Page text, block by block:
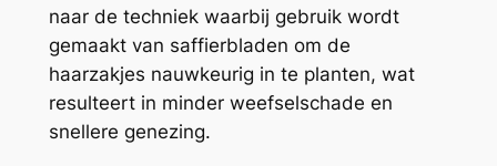
naar de techniek waarbij gebruik wordt
gemaakt van saffierbladen om de
haarzakjes nauwkeurig in te planten, wat
resulteert in minder weefselschade en
snellere genezing.